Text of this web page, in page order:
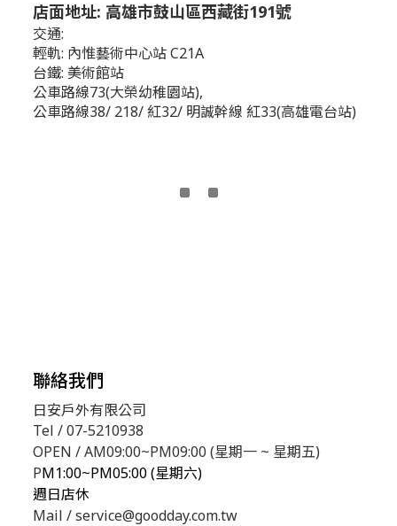
店面地址: 高雄市鼓山區西藏街191號
交通:
輕軌: 內惟藝術中心站 C21A
台鐵: 美術館站
公車路線73(大榮幼稚園站),
公車路線38/ 218/ 紅32/ 明誠幹線 紅33(高雄電台站)
聯絡我們
日安戶外有限公司
Tel / 07-5210938
OPEN / AM09:00~PM09:00 (星期一 ~ 星期五)
PM1:00~PM05:00 (星期六)
週日店休
Mail / service@goodday.com.tw